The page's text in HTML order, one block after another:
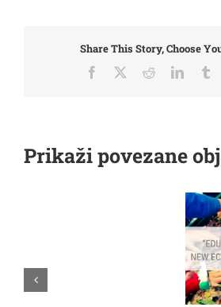
Share This Story, Choose
Facebook Reddit
Prikaži povezane